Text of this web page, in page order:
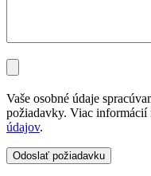
Vaše osobné údaje
požiadavky. Viac informácií
údajov.